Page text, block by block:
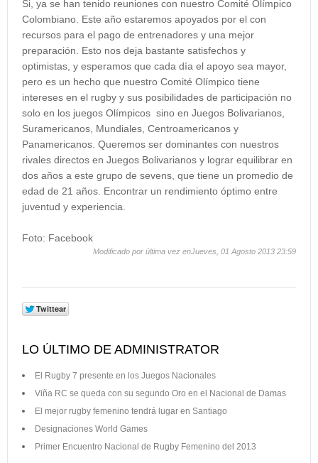
Si, ya se han tenido reuniones con nuestro Comité Olímpico
Colombiano. Este año estaremos apoyados por el con
recursos para el pago de entrenadores y una mejor
preparación. Esto nos deja bastante satisfechos y
optimistas, y esperamos que cada día el apoyo sea mayor,
pero es un hecho que nuestro Comité Olímpico tiene
intereses en el rugby y sus posibilidades de participación no
solo en los juegos Olímpicos sino en Juegos Bolivarianos,
Suramericanos, Mundiales, Centroamericanos y
Panamericanos. Queremos ser dominantes con nuestros
rivales directos en Juegos Bolivarianos y lograr equilibrar en
dos años a este grupo de sevens, que tiene un promedio de
edad de 21 años. Encontrar un rendimiento óptimo entre
juventud y experiencia.
Foto: Facebook
Modificado por última vez enJueves, 01 Agosto 2013 23:59
LO ÚLTIMO DE ADMINISTRATOR
El Rugby 7 presente en los Juegos Nacionales
Viña RC se queda con su segundo Oro en el Nacional de Damas
El mejor rugby femenino tendrá lugar en Santiago
Designaciones World Games
Primer Encuentro Nacional de Rugby Femenino del 2013